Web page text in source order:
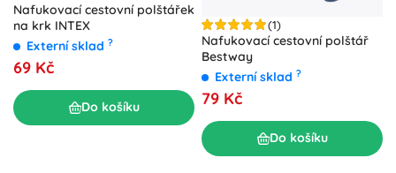
Nafukovací cestovní polštářek
na krk INTEX
Externí sklad ?
69 Kč
Do košíku
(1)
Nafukovací cestovní polštář
Bestway
Externí sklad ?
79 Kč
Do košíku